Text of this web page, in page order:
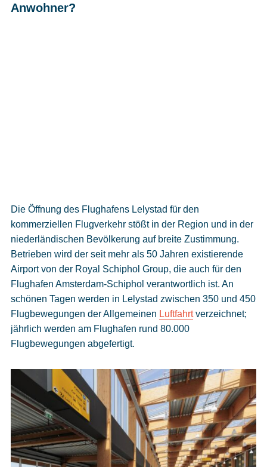
Anwohner?
Die Öffnung des Flughafens Lelystad für den
kommerziellen Flugverkehr stößt in der Region und in der
niederländischen Bevölkerung auf breite Zustimmung.
Betrieben wird der seit mehr als 50 Jahren existierende
Airport von der Royal Schiphol Group, die auch für den
Flughafen Amsterdam-Schiphol verantwortlich ist. An
schönen Tagen werden in Lelystad zwischen 350 und 450
Flugbewegungen der Allgemeinen Luftfahrtverzeichnet;
jährlich werden am Flughafen rund 80.000
Flugbewegungen abgefertigt.